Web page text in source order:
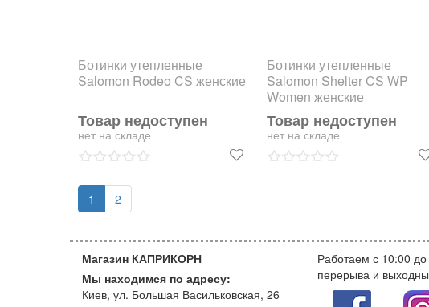
Ботинки утепленные
Salomon Rodeo CS женские
Товар недоступен
нет на складе
Ботинки утепленные
Salomon Shelter CS WP
Women женские
Товар недоступен
нет на складе
1 2
Магазин КАПРИКОРН
Мы находимся по адресу:
Киев, ул. Большая Васильковская, 26
Работаем с 10:00
перерыва и